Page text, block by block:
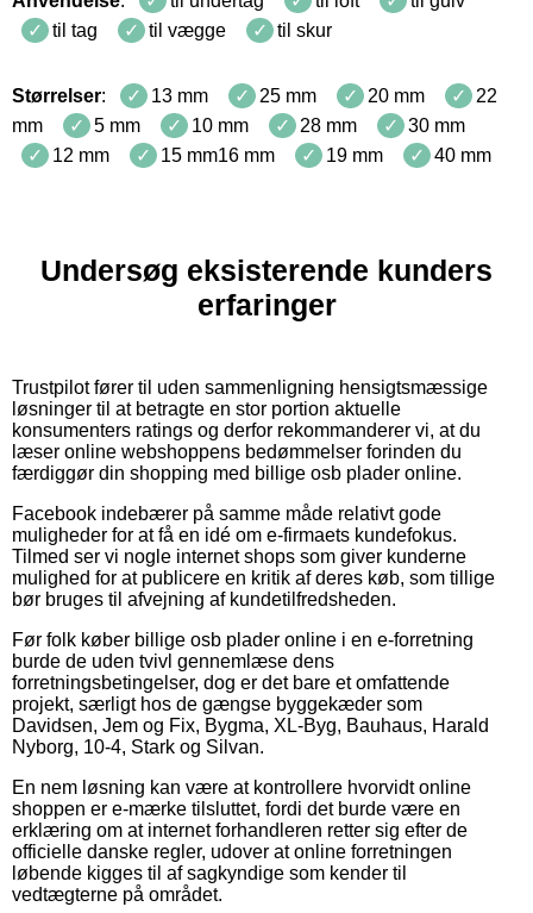
til tag
til vægge til skur
Størrelser: 13 mm 25 mm 20 mm
22
mm
5 mm 10 mm 28 mm
30 mm
12 mm
15 mm16 mm 19 mm 40 mm
Undersøg eksisterende kunders
erfaringer
Trustpilot fører til uden sammenligning hensigtsmæssige
løsninger til at betragte en stor portion aktuelle
konsumenters ratings og derfor rekommanderer vi, at du
læser online webshoppens bedømmelser forinden du
færdiggør din shopping med billige osb plader online.
Facebook indebærer på samme måde relativt gode
muligheder for at få en idé om e-firmaets kundefokus.
Tilmed ser vi nogle internet shops som giver kunderne
mulighed for at publicere en kritik af deres køb, som tillige
bør bruges til afvejning af kundetilfredsheden.
Før folk køber billige osb plader online i en e-forretning
burde de uden tvivl gennemlæse dens
forretningsbetingelser, dog er det bare et omfattende
projekt, særligt hos de gængse byggekæder som
Davidsen, Jem og Fix, Bygma, XL-Byg, Bauhaus, Harald
Nyborg, 10-4, Stark og Silvan.
En nem løsning kan være at kontrollere hvorvidt online
shoppen er e-mærke tilsluttet, fordi det burde være en
erklæring om at internet forhandleren retter sig efter de
officielle danske regler, udover at online forretningen
løbende kigges til af sagkyndige som kender til
vedtægterne på området.